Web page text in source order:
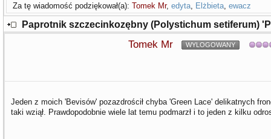
Za tę wiadomość podziękował(a): Tomek Mr, edyta Elżbieta ewacz
Paprotnik szczecinkozębny (Polystichum setiferum)
Tomek Mr WYLOGOWANY
Jeden z moich 'Bevisów' pozazdrościł chyba 'Green Lace' delikatnych
taki wziął. Prawdopodobnie wiele lat temu podmarzł i to jeden z kilku